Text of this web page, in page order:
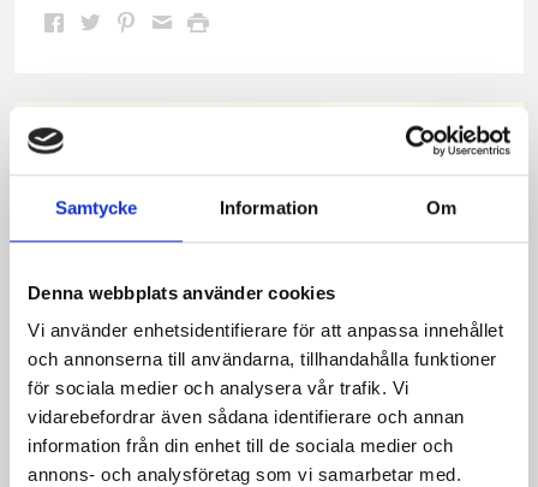
Samtycke Information Om
Denna webbplats använder cookies
Vi använder enhetsidentifierare för att anpassa innehållet
och annonserna till användarna, tillhandahålla funktioner
för sociala medier och analysera vår trafik. Vi
vidarebefordrar även sådana identifierare och annan
information från din enhet till de sociala medier och
annons- och analysföretag som vi samarbetar med.
Dela Dela Dela DelaSkriv
Bäst i test: Norrmejeriers laktosfria